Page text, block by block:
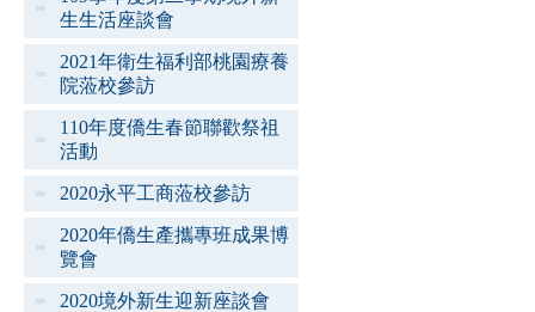
生生活座談會
2021年衛生福利部桃園療養
院蒞校參訪
110年度僑生春節聯歡祭祖
活動
2020永平工商蒞校參訪
2020年僑生產攜專班成果博
覽會
2020境外新生迎新座談會